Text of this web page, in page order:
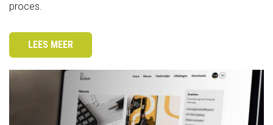
Klik op de link hieronder om in te loggen
bij iManager.
proces.
LEES MEER